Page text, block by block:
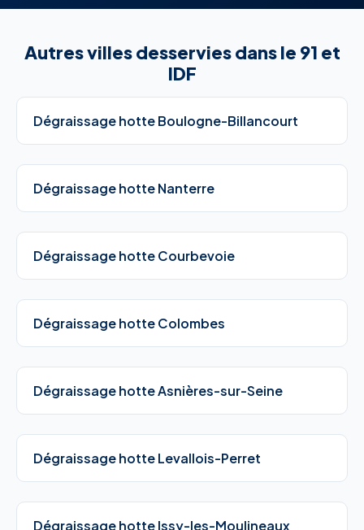
Autres villes desservies dans le 91 et
IDF
Dégraissage hotte Boulogne-Billancourt
Dégraissage hotte Nanterre
Dégraissage hotte Courbevoie
Dégraissage hotte Colombes
Dégraissage hotte Asnières-sur-Seine
Dégraissage hotte Levallois-Perret
Dégraissage hotte Issy-les-Moulineaux